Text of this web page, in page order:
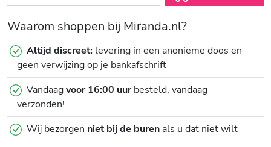
Waarom shoppen bij Miranda.nl?
Altijd discreet: levering in een anonieme doos en
geen verwijzing op je bankafschrift
Vandaagvoor 16:00 uurbesteld, vandaag
verzonden!
Wij bezorgen niet bij de burenals u dat niet wilt